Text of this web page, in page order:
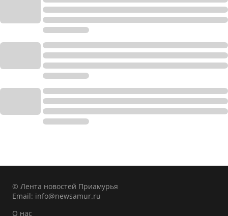
© Лента новостей Приамурья
Email: info@newsamur.ru
О нас